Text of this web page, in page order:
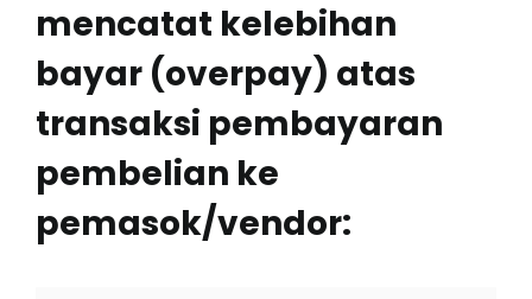
mencatat kelebihan
bayar (overpay) atas
transaksi pembayaran
pembelian ke
pemasok/vendor: